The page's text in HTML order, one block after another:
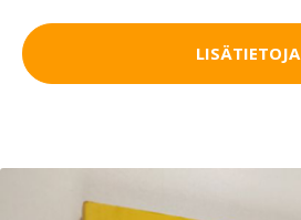
LISÄTIETOJA